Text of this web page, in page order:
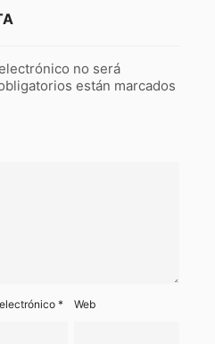
no será
están marcados
* Web